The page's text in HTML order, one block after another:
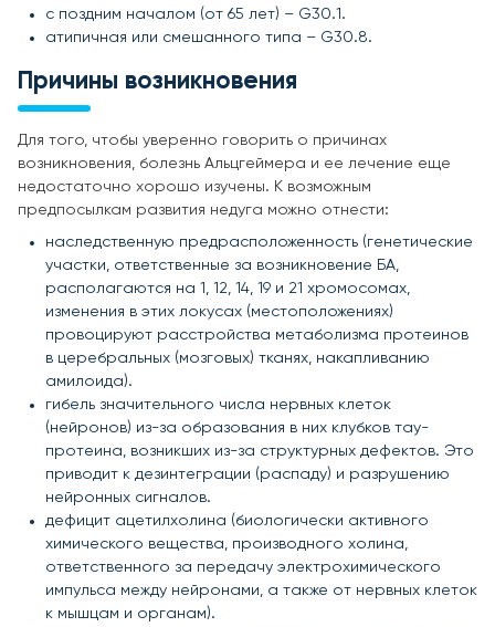
с поздним началом (от 65 лет) – G30.1.
атипичная или смешанного типа – G30.8.
Причины возникновения
Для того, чтобы уверенно говорить о причинах
возникновения, болезнь Альцгеймера и ее лечение еще
недостаточно хорошо изучены. К возможным
предпосылкам развития недуга можно отнести:
наследственную предрасположенность (генетические
участки, ответственные за возникновение БА,
располагаются на 1, 12, 14, 19 и 21 хромосомах,
изменения в этих локусах (местоположениях)
провоцируют расстройства метаболизма протеинов
в церебральных (мозговых) тканях, накапливанию
амилоида).
гибель значительного числа нервных клеток
(нейронов) из-за образования в них клубков тау-
протеина, возникших из-за структурных дефектов. Это
приводит к дезинтеграции (распаду) и разрушению
нейронных сигналов.
дефицит ацетилхолина (биологически активного
химического вещества, производного холина,
ответственного за передачу электрохимического
импульса между нейронами, а также от нервных клеток
к мышцам и органам).